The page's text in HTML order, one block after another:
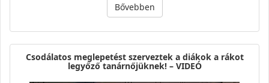
Bővebben
Csodálatos meglepetést szerveztek a diákok a rákot
legyőző tanárnőjüknek! – VIDEÓ